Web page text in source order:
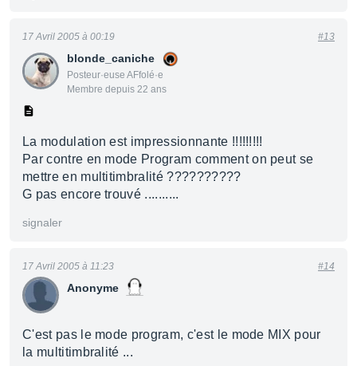
blonde_caniche
Posteur·euse AFfolé·e
Membre depuis 22 ans
17 Avril 2005 à 00:19 #13
La modulation est impressionnante !!!!!!!!!
Par contre en mode Program comment on peut se
mettre en multitimbralité ??????????
G pas encore trouvé ..........
signaler
Anonyme
17 Avril 2005 à 11:23 #14
C'est pas le mode program, c'est le mode MIX pour
la multitimbralité ...